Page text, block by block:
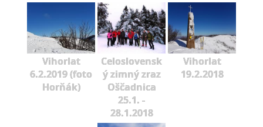
Vihorlat
6.2.2019 (foto
Horňák)
Celoslovensk
ý zimný zraz
Oščadnica
25.1. -
28.1.2018
Vihorlat
19.2.2018